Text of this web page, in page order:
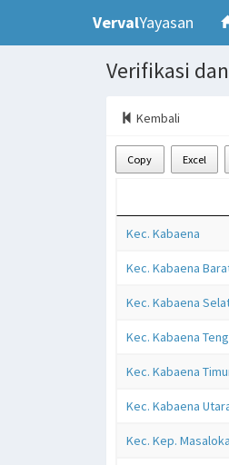
VervalYayasan
Verifikasi
Kembali
Copy Excel
Kec. Kabaena
Kec. Kabaena
Kec. Kabaena
Kec. Kabaena
Kec. Kabaena
Kec. Kabaena
Kec. Kep.